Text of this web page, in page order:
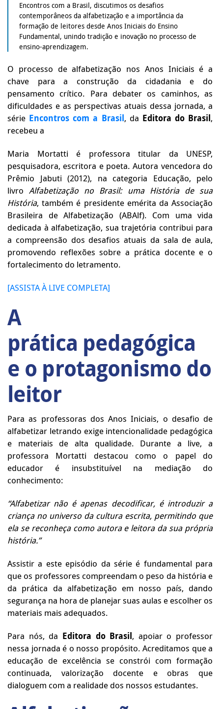
Encontros com a Brasil, discutimos os desafios
contemporâneos da alfabetização e a importância da
formação de leitores desde Anos Iniciais do Ensino
Fundamental, unindo tradição e inovação no processo de
ensino-aprendizagem.
O processo de alfabetização nos Anos Iniciais é a
chave para a construção da cidadania e do
pensamento crítico. Para debater os caminhos, as
dificuldades e as perspectivas atuais dessa jornada, a
série Encontros com a Brasil, da Editora do Brasil,
recebeu a
Maria Mortatti é professora titular da UNESP,
pesquisadora, escritora e poeta. Autora vencedora do
Prêmio Jabuti (2012), na categoria Educação, pelo
livroAlfabetização no Brasil: uma História de sua
História, também é presidente emérita da Associação
Brasileira de Alfabetização (ABAlf). Com uma vida
dedicada à alfabetização, sua trajetória contribui para
a compreensão dos desafios atuais da sala de aula,
promovendo reflexões sobre a prática docente e o
fortalecimento do letramento.
[ASSISTA À LIVE COMPLETA]
A
prática pedagógica
e o protagonismodo
leitor
Para as professoras dos Anos Iniciais, o desafio de
alfabetizar letrando exige intencionalidade pedagógica
e materiais de alta qualidade. Durante a live, a
professora Mortatti destacou como o papel do
educador é insubstituível na mediação do
conhecimento:
“Alfabetizar não é apenas decodificar, é introduzir a
criança no universo da cultura escrita, permitindo que
ela se reconheça como autora e leitora da sua própria
história.”
Assistir a este episódio da série é fundamental para
que os professores compreendam o peso da história e
da prática da alfabetização em nosso país, dando
segurança na hora de planejar suas aulas e escolher os
materiais mais adequados.
Para nós, da Editora do Brasil, apoiar o professor
nessa jornada é o nosso propósito. Acreditamos que a
educação de excelência se constrói com formação
continuada, valorização docente e obras que
dialoguem com a realidade dos nossos estudantes.